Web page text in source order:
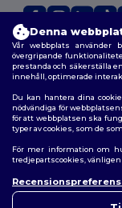
2026.
Allmänna Villkor|
|Karta över
Denna
Vår webbplats använder
övergripande
prestanda och säkerställa
innehåll, optimerade
Du kan hantera dina
nödvändiga för
för att webbplatsen ska
typer av cookies, som de
För mer information om
tredjepartscookies, vänligen